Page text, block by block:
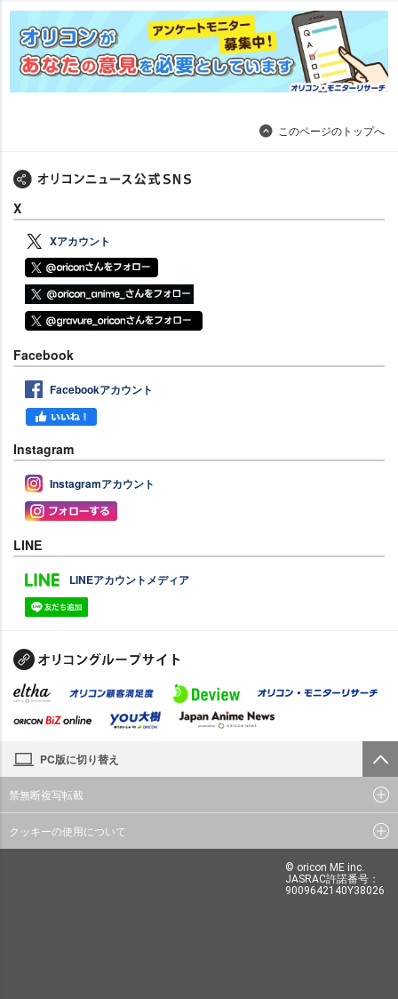
このページのトップへ
X
Xアカウント
Facebook
Facebookアカウント
Instagram
Instagramアカウント
LINE
LINEアカウントメディア
PC版に切り替え
禁無断複写転載
クッキーの使用について
© oricon ME inc.
JASRAC許諾番号：
9009642140Y38026